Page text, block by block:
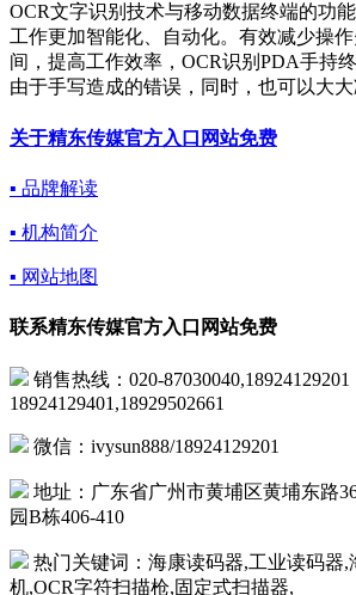
OCR文字识别技术与移动数据终端的功能
工作更加智能化、自动化。有效减少操
间，提高工作效率，OCR识别PDA手
由于手写造成的错误，同时，也可以大大
关于精东传媒官方入口网站免费
▪ 品牌解读
▪ 机构简介
▪ 网站地图
联系精东传媒官方入口网站免费
销售热线：020-87030040,18924129201
18924129401,18929502661
微信：ivysun888/18924129201
地址：广东省广州市黄埔区黄埔东
园B栋406-410
热门关键词：海康读码器,工业读码
机,OCR字符扫描枪,固定式扫描器,